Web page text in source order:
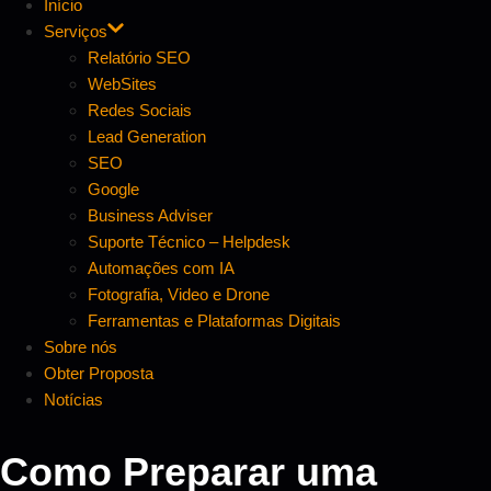
Início
Serviços
Relatório SEO
WebSites
Redes Sociais
Lead Generation
SEO
Google
Business Adviser
Suporte Técnico – Helpdesk
Automações com IA
Fotografia, Video e Drone
Ferramentas e Plataformas Digitais
Sobre nós
Obter Proposta
Notícias
Como Preparar uma